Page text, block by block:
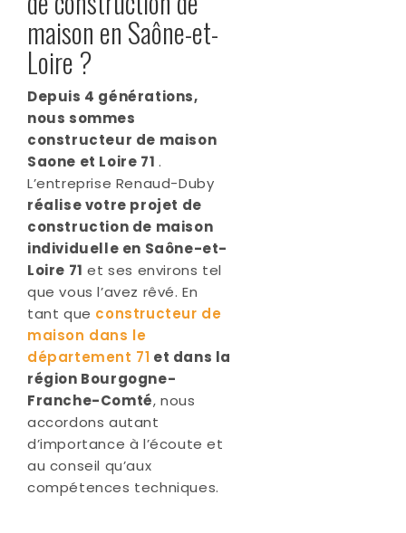
maison en Saône-et-
Loire ?
Depuis 4 générations,
nous sommes
constructeur de maison
Saone et Loire 71 .
L’entreprise Renaud-Duby
réalise votre projet de
construction de maison
individuelle en Saône-et-
Loire 71 et ses environs tel
que vous l’avez rêvé. En
tant que constructeur de
maison dans le
département 71 et dans la
région Bourgogne-
Franche-Comté, nous
accordons autant
d’importance à l’écoute et
au conseil qu’aux
compétences techniques.